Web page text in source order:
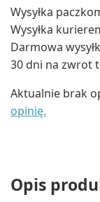
Wysyłka
Wysyłka
Darmowa
30 dni na zwrot
Aktualnie brak
opinię.
Opis